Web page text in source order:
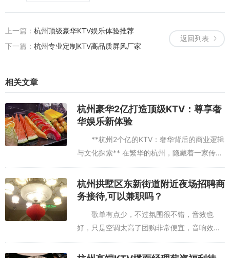
返回列表
上一篇： 杭州顶级豪华KTV娱乐体验推荐
下一篇： 杭州专业定制KTV高品质屏风厂家
相关文章
杭州豪华2亿打造顶级KTV：尊享奢
华娱乐新体验
**杭州2个亿的KTV：奢华背后的商业逻辑
与文化探索** 在繁华的杭州，隐藏着一家传说
中的KTV——据说其投资高达2亿。这个数字不
仅令人咋舌，更引发了无数关于其商业逻辑与
文化意义的探...
杭州拱墅区东新街道附近夜场招聘商
务接待,可以兼职吗？
歌单有点少，不过氛围很不错，音效也
好，只是空调太高了团购非常便宜，音响效果
也非常不错。来过很多次了，这次是周末来
的，团购券每张加10块钱可以用，房间开机费